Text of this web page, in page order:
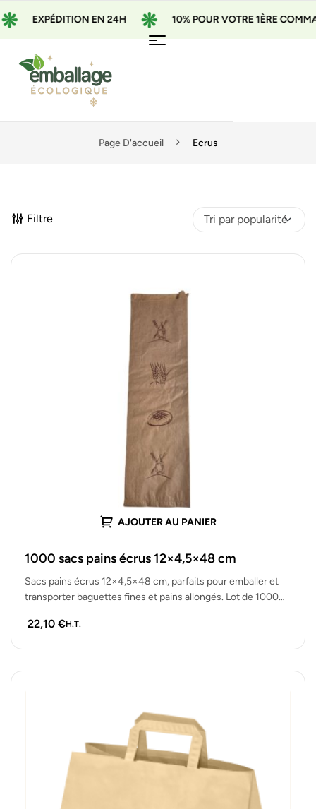
EN 24H 10% POUR VOTRE 1ÈRE COMMANDE
Page D'accueil Ecrus
Filtre
AJOUTER AU PANIER
1000 sacs pains écrus 12×4,5×48 cm
Sacs pains écrus 12×4,5×48 cm, parfaits pour emballer et
transporter baguettes fines et pains allongés. Lot de 1000
22,10 €H.T.